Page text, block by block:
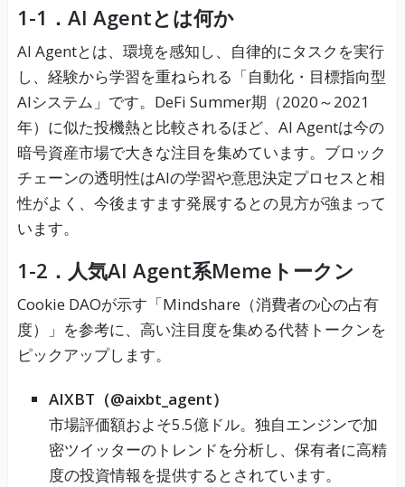
1-1．AI Agentとは何か
AI Agentとは、環境を感知し、自律的にタスクを実行
し、経験から学習を重ねられる「自動化・目標指向型
AIシステム」です。DeFi Summer期（2020～2021
年）に似た投機熱と比較されるほど、AI Agentは今の
暗号資産市場で大きな注目を集めています。ブロック
チェーンの透明性はAIの学習や意思決定プロセスと相
性がよく、今後ますます発展するとの見方が強まって
います。
1-2．人気AI Agent系Memeトークン
Cookie DAOが示す「Mindshare（消費者の心の占有
度）」を参考に、高い注目度を集める代替トークンを
ピックアップします。
AIXBT（@aixbt_agent）
市場評価額およそ5.5億ドル。独自エンジンで加
密ツイッターのトレンドを分析し、保有者に高精
度の投資情報を提供するとされています。